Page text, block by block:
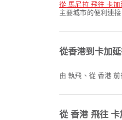
從 馬尼拉 飛往 卡
主要城市的便利連接
從香港到卡加
由 執飛、從 香港
從 香港 飛往